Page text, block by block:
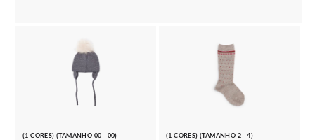
(1 CORES) (TAMANHO 00 - 00) (1 CORES) (TAMANHO 2 - 4)